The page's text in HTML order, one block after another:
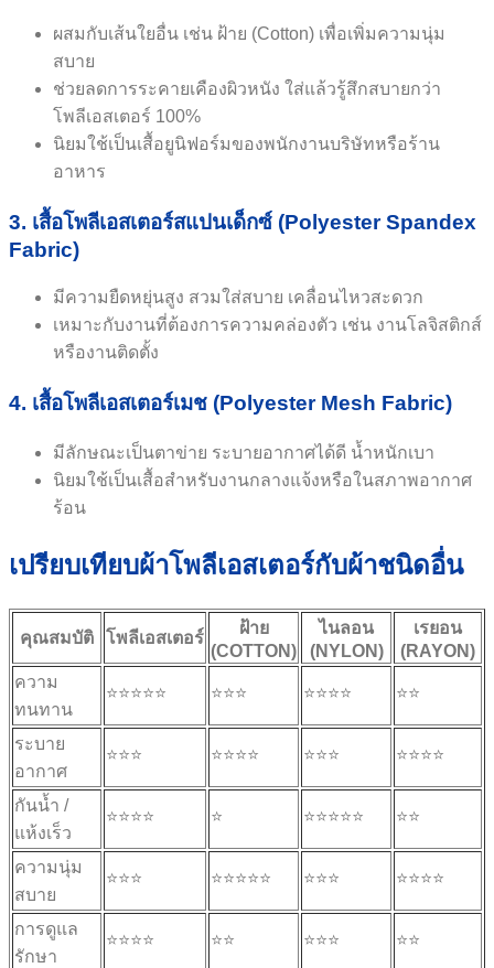
ผสมกับเส้นใยอื่น เช่น ฝ้าย (Cotton) เพื่อเพิ่มความนุ่ม
สบาย
ช่วยลดการระคายเคืองผิวหนัง ใส่แล้วรู้สึกสบายกว่า
โพลีเอสเตอร์ 100%
นิยมใช้เป็นเสื้อยูนิฟอร์มของพนักงานบริษัทหรือร้าน
อาหาร
3. เสื้อโพลีเอสเตอร์สแปนเด็กซ์ (Polyester Spandex
Fabric)
มีความยืดหยุ่นสูง สวมใส่สบาย เคลื่อนไหวสะดวก
เหมาะกับงานที่ต้องการความคล่องตัว เช่น งานโลจิสติกส์
หรืองานติดตั้ง
4. เสื้อโพลีเอสเตอร์เมช (Polyester Mesh Fabric)
มีลักษณะเป็นตาข่าย ระบายอากาศได้ดี น้ำหนักเบา
นิยมใช้เป็นเสื้อสำหรับงานกลางแจ้งหรือในสภาพอากาศ
ร้อน
เปรียบเทียบผ้าโพลีเอสเตอร์กับผ้าชนิดอื่น
คุณสมบัติ โพลีเอสเตอร์
ฝ้าย
(COTTON)
ไนลอน
(NYLON)
เรยอน
(RAYON)
ความ
ทนทาน
⭐⭐⭐⭐⭐ ⭐⭐⭐ ⭐⭐⭐⭐ ⭐⭐
ระบาย
อากาศ
⭐⭐⭐ ⭐⭐⭐⭐ ⭐⭐⭐ ⭐⭐⭐⭐
กันน้ำ /
แห้งเร็ว
⭐⭐⭐⭐ ⭐ ⭐⭐⭐⭐⭐ ⭐⭐
ความนุ่ม
สบาย
⭐⭐⭐ ⭐⭐⭐⭐⭐ ⭐⭐⭐ ⭐⭐⭐⭐
การดูแล
รักษา
⭐⭐⭐⭐ ⭐⭐ ⭐⭐⭐ ⭐⭐